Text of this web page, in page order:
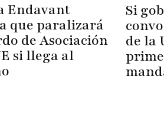
Endavant
que paralizará
de Asociación
si llega al
Si
de la